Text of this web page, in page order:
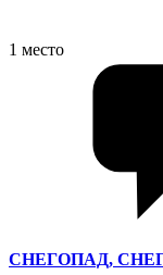
1 место
СНЕГОПАД,